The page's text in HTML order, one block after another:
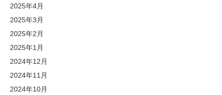
2025年4月
2025年3月
2025年2月
2025年1月
2024年12月
2024年11月
2024年10月